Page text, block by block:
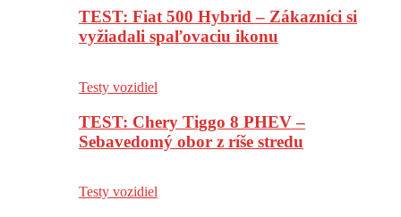
TEST: Fiat 500 Hybrid – Zákazníci si
vyžiadali spaľovaciu ikonu
Testy vozidiel
TEST: Chery Tiggo 8 PHEV –
Sebavedomý obor z ríše stredu
Testy vozidiel